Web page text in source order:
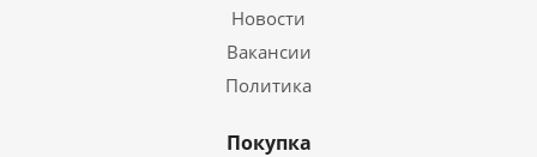
Новости
Вакансии
Политика
Покупка